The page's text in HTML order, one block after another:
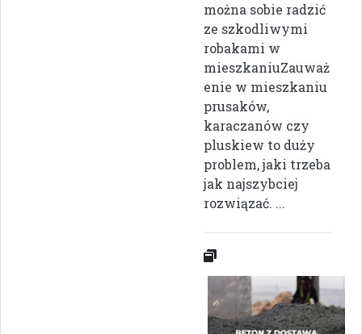
można sobie radzić
ze szkodliwymi
robakami w
mieszkaniuZauważ
enie w mieszkaniu
prusaków,
karaczanów czy
pluskiew to duży
problem, jaki trzeba
jak najszybciej
rozwiązać. ...